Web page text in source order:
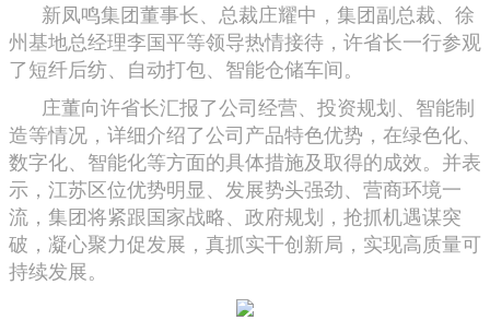
新凤鸣集团董事长、总裁庄耀中，集团副总裁、徐
州基地总经理李国平等领导热情接待，许省长一行参观
了短纤后纺、自动打包、智能仓储车间。
庄董向许省长汇报了公司经营、投资规划、智能制
造等情况，详细介绍了公司产品特色优势，在绿色化、
数字化、智能化等方面的具体措施及取得的成效。并表
示，江苏区位优势明显、发展势头强劲、营商环境一
流，集团将紧跟国家战略、政府规划，抢抓机遇谋突
破，凝心聚力促发展，真抓实干创新局，实现高质量可
持续发展。